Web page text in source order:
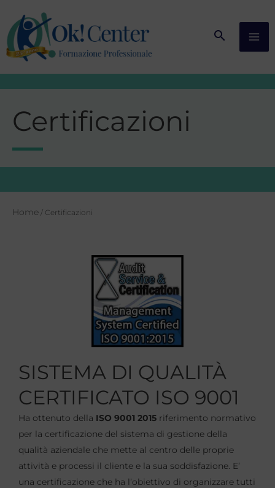
contenuto
Certificazioni
Home / Certificazioni
SISTEMA DI QUALITÀ
CERTIFICATO ISO 9001
Ha ottenuto della ISO 9001 2015 riferimento normativo
per la certificazione del sistema di gestione della
qualità aziendale che mette al centro delle proprie
attività e processi il cliente e la sua soddisfazione. E’
una certificazione che ha l’obiettivo di organizzare tutti